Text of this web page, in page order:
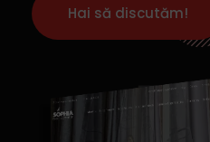
Hai să discutăm!